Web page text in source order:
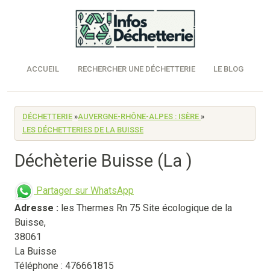
ACCUEIL RECHERCHER UNE DÉCHETTERIE LE BLOG
DÉCHETTERIE »AUVERGNE-RHÔNE-ALPES : ISÈRE »
LES DÉCHETTERIES DE LA BUISSE
Déchèterie Buisse (La )
Partager sur WhatsApp
Adresse : les Thermes Rn 75 Site écologique de la
Buisse,
38061
La Buisse
Téléphone : 476661815